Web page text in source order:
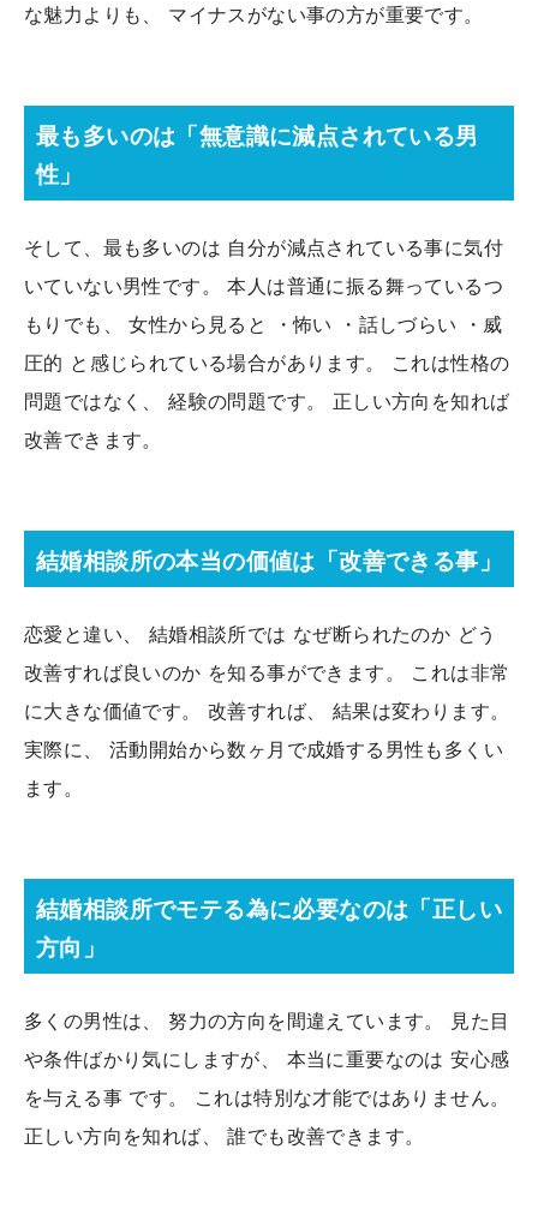
な魅力よりも、 マイナスがない事の方が重要です。
最も多いのは「無意識に減点されている男
性」
そして、最も多いのは 自分が減点されている事に気付
いていない男性です。 本人は普通に振る舞っているつ
もりでも、 女性から見ると ・怖い ・話しづらい ・威
圧的 と感じられている場合があります。 これは性格の
問題ではなく、 経験の問題です。 正しい方向を知れば
改善できます。
結婚相談所の本当の価値は「改善できる事」
恋愛と違い、 結婚相談所では なぜ断られたのか どう
改善すれば良いのか を知る事ができます。 これは非常
に大きな価値です。 改善すれば、 結果は変わります。
実際に、 活動開始から数ヶ月で成婚する男性も多くい
ます。
結婚相談所でモテる為に必要なのは「正しい
方向」
多くの男性は、 努力の方向を間違えています。 見た目
や条件ばかり気にしますが、 本当に重要なのは 安心感
を与える事 です。 これは特別な才能ではありません。
正しい方向を知れば、 誰でも改善できます。